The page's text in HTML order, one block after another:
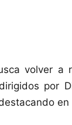
volver a
por